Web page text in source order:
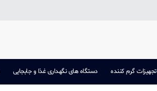
تجهیزات گرم کننده دستگاه های نگهداری غذا و جابجایی